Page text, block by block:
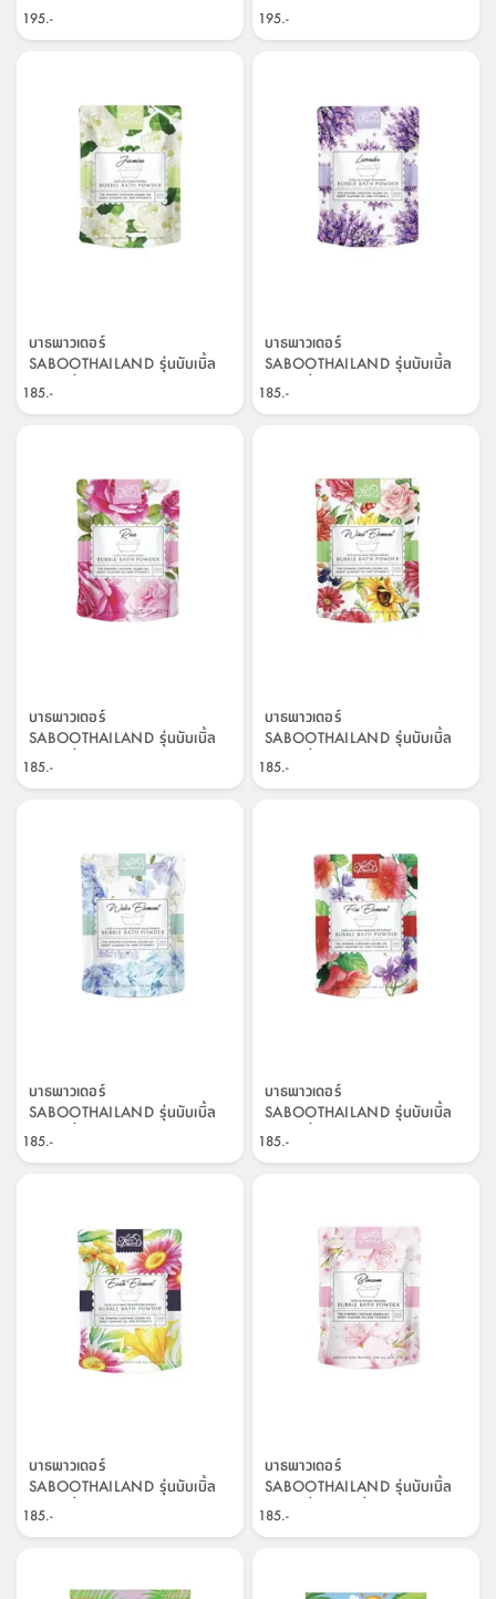
195.- 195.-
บาธพาวเดอร์
SABOOTHAILAND รุ่นบับเบิ้ล
บาธ กลิ่นดอกมะลิ 200 กรัม - สี
เขียวอ่อน
185.-
บาธพาวเดอร์
SABOOTHAILAND รุ่นบับเบิ้ล
บาธ กลิ่นลาเวนเดอร์ ขนาด 200
กรัม - สีม่วง
185.-
บาธพาวเดอร์
SABOOTHAILAND รุ่นบับเบิ้ล
บาธ กลิ่นกุหลาบ ขนาด 200 กรัม
- สีแดง
185.-
บาธพาวเดอร์
SABOOTHAILAND รุ่นบับเบิ้ล
บาธ กลิ่นวินด์ ขนาด 200 กรัม -
สีน้ำเงิน
185.-
บาธพาวเดอร์
SABOOTHAILAND รุ่นบับเบิ้ล
บาธ กลิ่นฟลอรัล วอเตอร์ 200
กรัม - สีน้ำเงิน
185.-
บาธพาวเดอร์
SABOOTHAILAND รุ่นบับเบิ้ล
บาธ กลิ่นฟลอรัล ไฟร์ ขนาด
200 กรัม - สีแดง
185.-
บาธพาวเดอร์
SABOOTHAILAND รุ่นบับเบิ้ล
บาธ กลิ่นฟลอรัล เอิร์ธ ขนาด
200 กรัม - สีดำ
185.-
บาธพาวเดอร์
SABOOTHAILAND รุ่นบับเบิ้ล
บาธ กลิ่นบลอสซั่ม ขนาด 200
กรัม - สีชมพู
185.-